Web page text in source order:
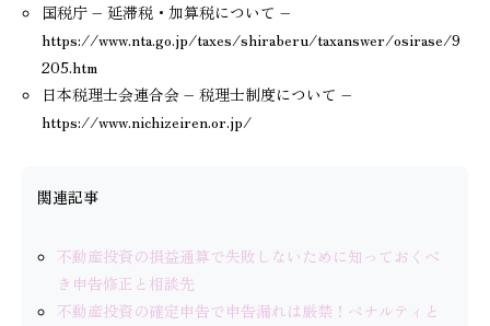
国税庁 – 延滞税・加算税について –
https://www.nta.go.jp/taxes/shiraberu/taxanswer/osirase/9
205.htm
日本税理士会連合会 – 税理士制度について –
https://www.nichizeiren.or.jp/
関連記事
不動産投資の損益通算で失敗しないために知っておくべ
き申告修正と相談先
不動産投資の確定申告で申告漏れは厳禁！ペナルティと